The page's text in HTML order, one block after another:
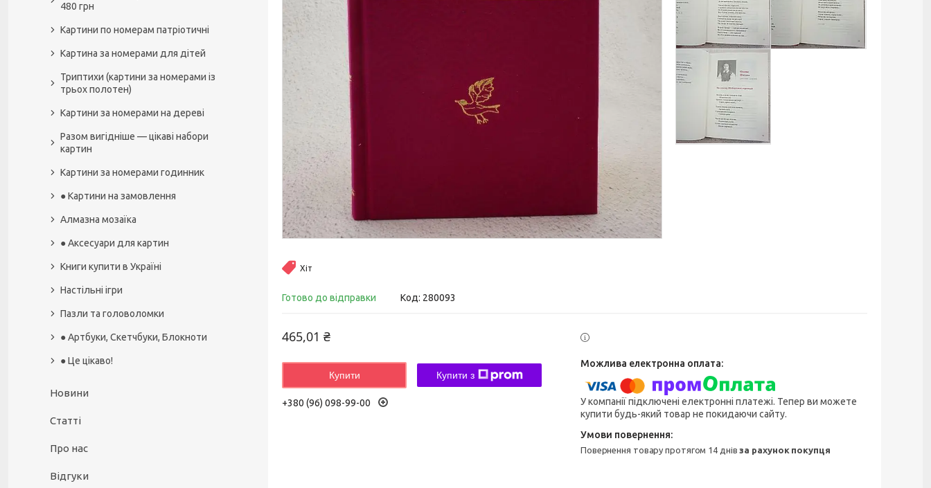
Хіт
Готово до відправки Код: 280093
465,01 ₴
Купити Купити з
+380 (96) 098-99-00
У компанії підключені електронні платежі. Тепер ви можете
купити будь-який товар не покидаючи сайту.
повернення товару протягом 14 днівза рахунок покупця
480 грн
Картини по номерам патріотичні
Картина за номерами для дітей
Триптихи (картини за номерами із
трьох полотен)
Картини за номерами на дереві
Разом вигідніше — цікаві набори
картин
Картини за номерами годинник
● Картини на замовлення
Алмазна мозаїка
● Аксесуари для картин
Книги купити в Україні
Настільні ігри
Пазли та головоломки
● Артбуки, Скетчбуки, Блокноти
● Це цікаво!
Новини
Статті
Про нас
Відгуки